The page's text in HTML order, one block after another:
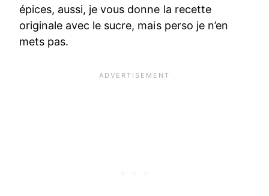
épices, aussi, je vous donne la recette
originale avec le sucre, mais perso je n’en
mets pas.